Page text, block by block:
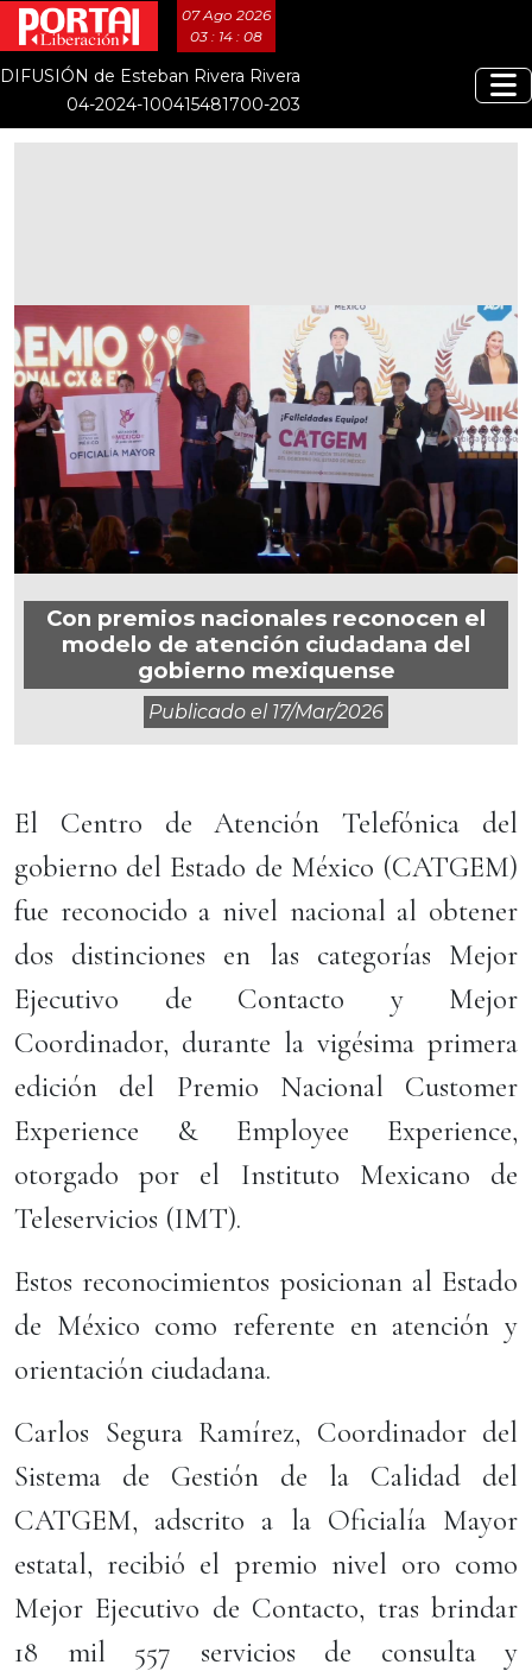
07 Ago 2026
03 : 14 : 09
DIFUSIÓN de Esteban Rivera Rivera
04-2024-100415481700-203
Con premios nacionales reconocen el
modelo de atención ciudadana del
gobierno mexiquense
Publicado el 17/mar/2026
El Centro de Atención Telefónica del
gobierno del Estado de México (CATGEM)
fue reconocido a nivel nacional al obtener
dos distinciones en las categorías Mejor
Ejecutivo de Contacto y Mejor
Coordinador, durante la vigésima primera
edición del Premio Nacional Customer
Experience & Employee Experience,
otorgado por el Instituto Mexicano de
Teleservicios (IMT).
Estos reconocimientos posicionan al Estado
de México como referente en atención y
orientación ciudadana.
Carlos Segura Ramírez, Coordinador del
Sistema de Gestión de la Calidad del
CATGEM, adscrito a la Oficialía Mayor
estatal, recibió el premio nivel oro como
Mejor Ejecutivo de Contacto, tras brindar
18 mil 557 servicios de consulta y